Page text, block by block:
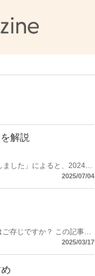
解説
した」によると、2024年
2025/07/04
存じですか？ この記事で
済むことが増えると、パソ
2025/03/17